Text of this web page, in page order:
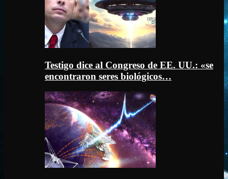
Testigo dice al Congreso de EE. UU.: «se
encontraron seres biológicos…